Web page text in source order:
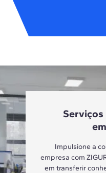
Impulsione a
empresa com
em transferir